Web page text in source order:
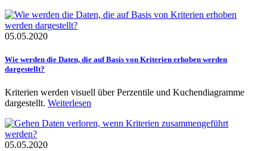
05.05.2020
Wie werden die Daten, die auf Basis von Kriterien erhoben werden
dargestellt?
Kriterien werden visuell über Perzentile und Kuchendiagramme
dargestellt. Weiterlesen
05.05.2020